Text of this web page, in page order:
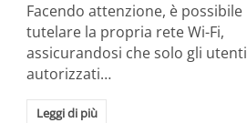
Facendo attenzione, è possibile
tutelare la propria rete Wi-Fi,
assicurandosi che solo gli utenti
autorizzati…
Leggi di più